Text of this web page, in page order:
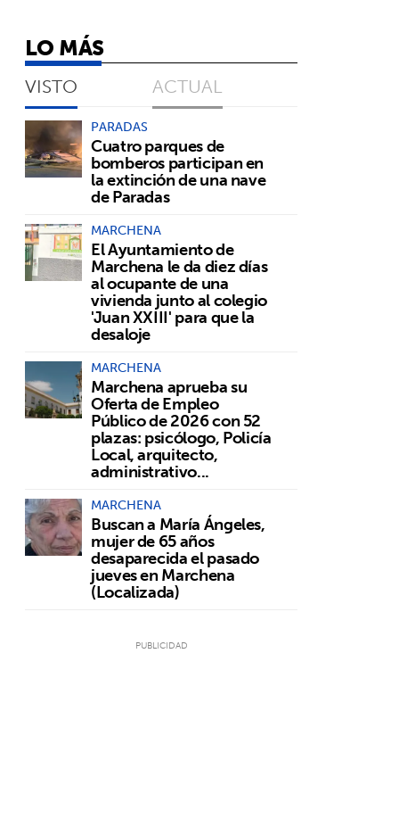
LO MÁS
VISTO ACTUAL
PARADAS
Cuatro parques de
bomberos participan en
la extinción de una nave
de Paradas
MARCHENA
El Ayuntamiento de
Marchena le da diez días
al ocupante de una
vivienda junto al colegio
'Juan XXIII' para que la
desaloje
MARCHENA
Marchena aprueba su
Oferta de Empleo
Público de 2026 con 52
plazas: psicólogo, Policía
Local, arquitecto,
administrativo...
MARCHENA
Buscan a María Ángeles,
mujer de 65 años
desaparecida el pasado
jueves en Marchena
(Localizada)